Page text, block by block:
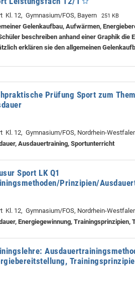
Kl. 12, Gymnasium/FOS, Bayern 251 KB
Gelenkaufbau, Aufwärmen,
beschreiben anhand einer Graphik die
erklären sie den allgemeinen
Prüfung Sport zum
Kl. 12, Gymnasium/FOS, Nordrhein-
Ausdauertraining, Sportunterricht
Sport LK Q1
Prinzipien/
Kl. 12, Gymnasium/FOS, Nordrhein-
Energiegewinnung, Trainingsprinzipien,